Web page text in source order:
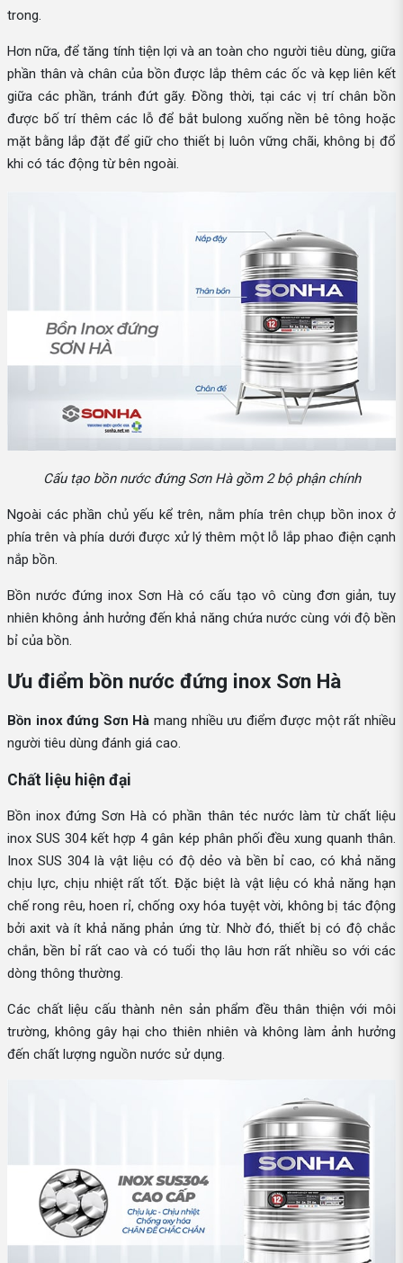
trong.
Hơn nữa, để tăng tính tiện lợi và an toàn cho người tiêu dùng, giữa
phần thân và chân của bồn được lắp thêm các ốc và kẹp liên kết
giữa các phần, tránh đứt gãy. Đồng thời, tại các vị trí chân bồn
được bố trí thêm các lỗ để bắt bulong xuống nền bê tông hoặc
mặt bằng lắp đặt để giữ cho thiết bị luôn vững chãi, không bị đổ
khi có tác động từ bên ngoài.
Cấu tạo bồn nước đứng Sơn Hà gồm 2 bộ phận chính
Ngoài các phần chủ yếu kể trên, nằm phía trên chụp bồn inox ở
phía trên và phía dưới được xử lý thêm một lỗ lắp phao điện cạnh
nắp bồn.
Bồn nước đứng inox Sơn Hà có cấu tạo vô cùng đơn giản, tuy
nhiên không ảnh hưởng đến khả năng chứa nước cùng với độ bền
bỉ của bồn.
Ưu điểm bồn nước đứng inox Sơn Hà
Bồn inox đứng Sơn Hà mang nhiều ưu điểm được một rất nhiều
người tiêu dùng đánh giá cao.
Chất liệu hiện đại
Bồn inox đứng Sơn Hà có phần thân téc nước làm từ chất liệu
inox SUS 304 kết hợp 4 gân kép phân phối đều xung quanh thân.
Inox SUS 304 là vật liệu có độ dẻo và bền bỉ cao, có khả năng
chịu lực, chịu nhiệt rất tốt. Đặc biệt là vật liệu có khả năng hạn
chế rong rêu, hoen rỉ, chống oxy hóa tuyệt vời, không bị tác động
bởi axit và ít khả năng phản ứng từ. Nhờ đó, thiết bị có độ chắc
chắn, bền bỉ rất cao và có tuổi thọ lâu hơn rất nhiều so với các
dòng thông thường.
Các chất liệu cấu thành nên sản phẩm đều thân thiện với môi
trường, không gây hại cho thiên nhiên và không làm ảnh hưởng
đến chất lượng nguồn nước sử dụng.